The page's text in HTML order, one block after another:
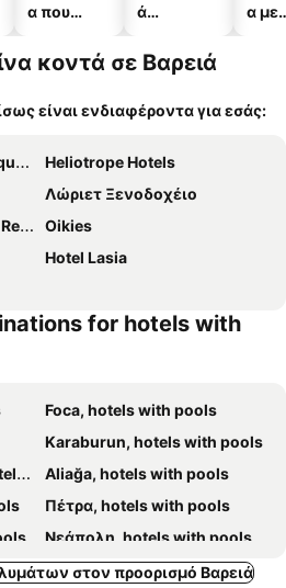
α που
κατοικίδι
ά
α
α με
κοντά σε Βαρειά
είναι ενδιαφέροντα για εσάς:
Heliotrope Hotels
Λώριετ Ξενοδοχέιο
Oikies
Hotel Lasia
for hotels with
Foca, hotels with pools
Karaburun, hotels with pools
Aliağa, hotels with pools
Πέτρα, hotels with pools
Νεάπολη, hotels with pools
Πύργοι Θερμής, hotels with pools
στον προορισμό Βαρειά